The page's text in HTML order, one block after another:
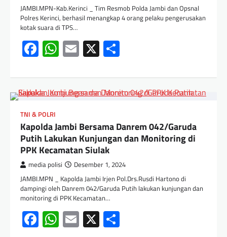
JAMBI.MPN-Kab.Kerinci _ Tim Resmob Polda Jambi dan Opsnal
Polres Kerinci, berhasil menangkap 4 orang pelaku pengerusakan
kotak suara di TPS…
Facebook
WhatsApp
Email
X
TNI & POLRI
Kapolda Jambi Bersama Danrem 042/Garuda
Putih Lakukan Kunjungan dan Monitoring di
PPK Kecamatan Siulak
media polisi Desember 1, 2024
JAMBI.MPN _ Kapolda Jambi Irjen Pol.Drs.Rusdi Hartono di
dampingi oleh Danrem 042/Garuda Putih lakukan kunjungan dan
monitoring di PPK Kecamatan…
Facebook
WhatsApp
Email
X